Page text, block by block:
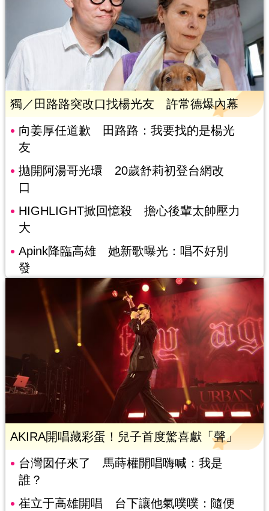
獨／田路路突改口找楊光友 許常德爆內幕
向姜厚任道歉 田路路：我要找的是楊光
友
拋開阿湯哥光環 20歲舒莉初登台網改
口
HIGHLIGHT掀回憶殺 擔心後輩太帥壓力
大
Apink降臨高雄 她新歌曝光：唱不好別
發
AKIRA開唱藏彩蛋！兒子首度驚喜獻「聲」
台灣囡仔來了 馬蒔權開唱嗨喊：我是
誰？
崔立于高雄開唱 台下讓他氣噗噗：隨便